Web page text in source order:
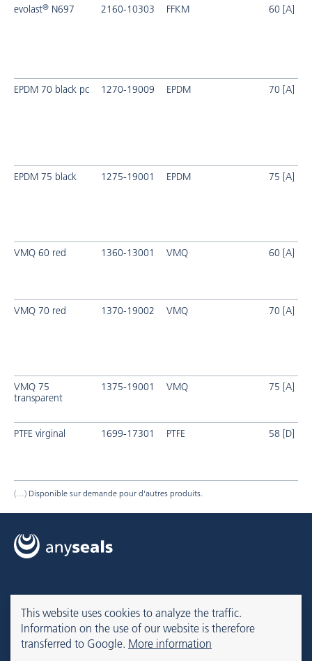
This website uses cookies to analyze the traffic.
Information on the use of our website is therefore
transferred to Google. More information
evolast® N697 2160-10303 FFKM 60 [A]
EPDM 70 black pc 1270-19009 EPDM 70 [A]
EPDM 75 black 1275-19001 EPDM 75 [A]
VMQ 60 red 1360-13001 VMQ 60 [A]
VMQ 70 red 1370-19002 VMQ 70 [A]
VMQ 75
transparent
1375-19001 VMQ 75 [A]
PTFE virginal 1699-17301 PTFE 58 [D]
Disponible sur demande pour d'autres produits.
Headquarter
Preenakker 2-4
1785 Merchtem
Office Germany
Hagenau 1
22089 Hamburg